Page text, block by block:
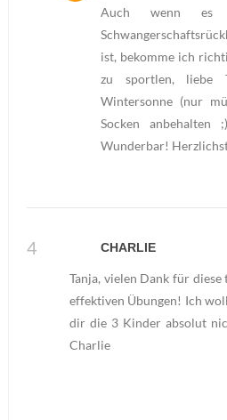
Auch wenn
ist, bekomme ich
zu sportlen, liebe
Wintersonne (nur
Socken
Wunderbar!
CHARLIE
Tanja, vielen Dank für
effektiven Übungen! Ich
dir die 3 Kinder absolut
Charlie